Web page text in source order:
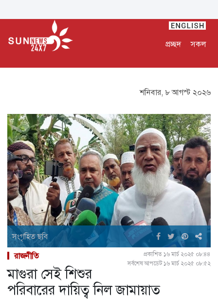
প্রচ্ছদ সকল
শনিবার, ৮ আগস্ট ২০২৬
সংগৃহিত ছবি
রাজনীতি
প্রকাশিত ১৬ মার্চ ২০২৫ ০৮:৪৪
সর্বশেষ আপডেট ১৬ মার্চ ২০২৫ ০৮:৫২
মাগুরা সেই শিশুর
পরিবারের দায়িত্ব নিল জামায়াত